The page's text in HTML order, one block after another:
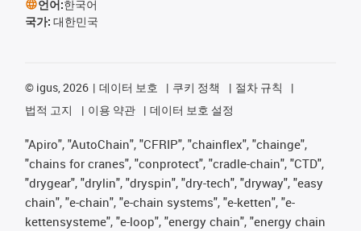
언어:한국어
국가: 대한민국
© igus, 2026 데이터 보호 쿠키 정책
절차 규칙
법적 고지
이용 약관 데이터 보호 설정
"Apiro", "AutoChain", "CFRIP", "chainflex", "chainge",
"chains for cranes", "conprotect", "cradle-chain", "CTD",
"drygear", "drylin", "dryspin", "dry-tech", "dryway", "easy
chain", "e-chain", "e-chain systems", "e-ketten", "e-
kettensysteme", "e-loop", "energy chain", "energy chain